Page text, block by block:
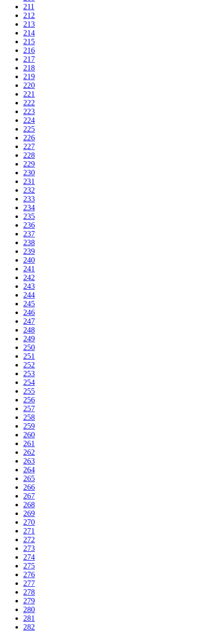
211
212
213
214
215
216
217
218
219
220
221
222
223
224
225
226
227
228
229
230
231
232
233
234
235
236
237
238
239
240
241
242
243
244
245
246
247
248
249
250
251
252
253
254
255
256
257
258
259
260
261
262
263
264
265
266
267
268
269
270
271
272
273
274
275
276
277
278
279
280
281
282